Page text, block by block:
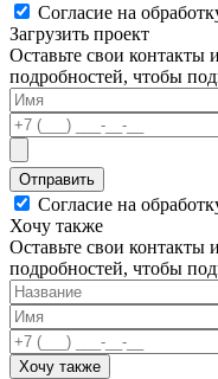
Согласие на
Загрузить проект
Оставьте свои контакты
подробностей, чтобы
Отправить
Согласие на
Хочу также
Оставьте свои контакты
подробностей, чтобы
Хочу также